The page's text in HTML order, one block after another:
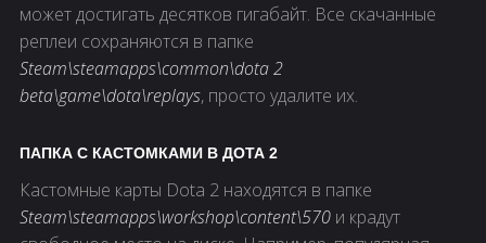
может достигать десятков гигабайт. Все скачанные
реплеи сохраняются в папке
Steam\steamapps\common\dota 2
beta\game\dota\replays, просто удалите их.
ПАПКА С КАСТОМКАМИ В ДОТА 2
Кастомные карты Dota 2 находятся в папке
Steam\steamapps\workshop\content\570 и крадут